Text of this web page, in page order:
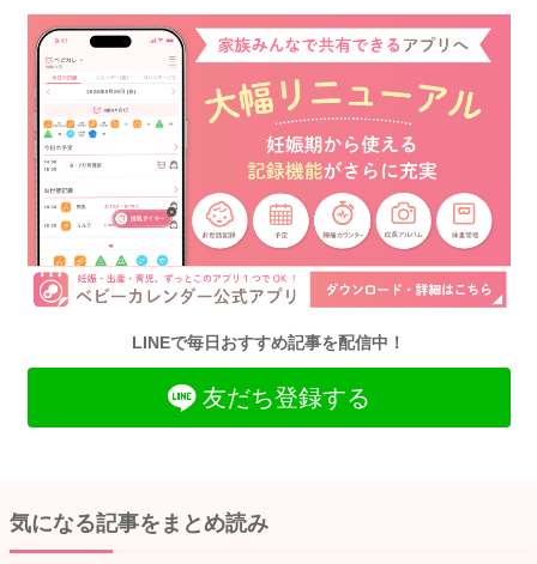
LINEで毎日おすすめ記事を配信中！
友だち登録する
気になる記事をまとめ読み